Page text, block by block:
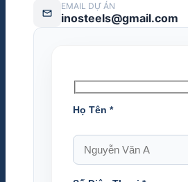
mail EMAIL DỰ ÁN
inosteels@gmail.com
Họ Tên *